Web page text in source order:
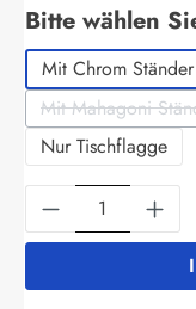
Bitte wählen
Mit Chrom Ständer
Mit Mahagoni
(Diese
Nur Tischflagge
Produkt